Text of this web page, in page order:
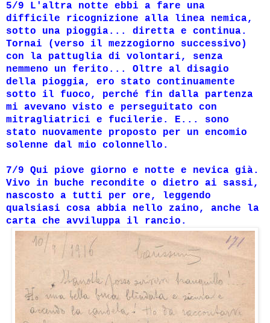
5/9 L'altra notte ebbi a fare una
difficile ricognizione alla linea nemica,
sotto una pioggia... diretta e continua.
Tornai (verso il mezzogiorno successivo)
con la pattuglia di volontari, senza
nemmeno un ferito... Oltre al disagio
della pioggia, ero stato continuamente
sotto il fuoco, perché fin dalla partenza
mi avevano visto e perseguitato con
mitragliatrici e fucilerie. E... sono
stato nuovamente proposto per un encomio
solenne dal mio colonnello.
7/9 Qui piove giorno e notte e nevica già.
Vivo in buche recondite o dietro ai sassi,
nascosto a tutti per ore, leggendo
qualsiasi cosa abbia nello zaino, anche la
carta che avviluppa il rancio.